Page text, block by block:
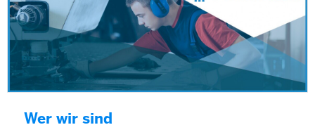
Wer wir sind